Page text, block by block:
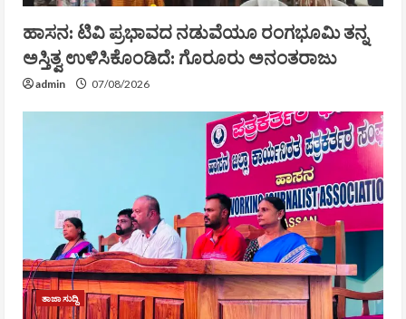
ಹಾಸನ: ಟಿವಿ ಪ್ರಭಾವದ ನಡುವೆಯೂ ರಂಗಭೂಮಿ ತನ್ನ
ಅಸ್ತಿತ್ವ ಉಳಿಸಿಕೊಂಡಿದೆ: ಗೊರೂರು ಅನಂತರಾಜು
admin 07/08/2026
ತಾಜಾ ಸುದ್ದಿ